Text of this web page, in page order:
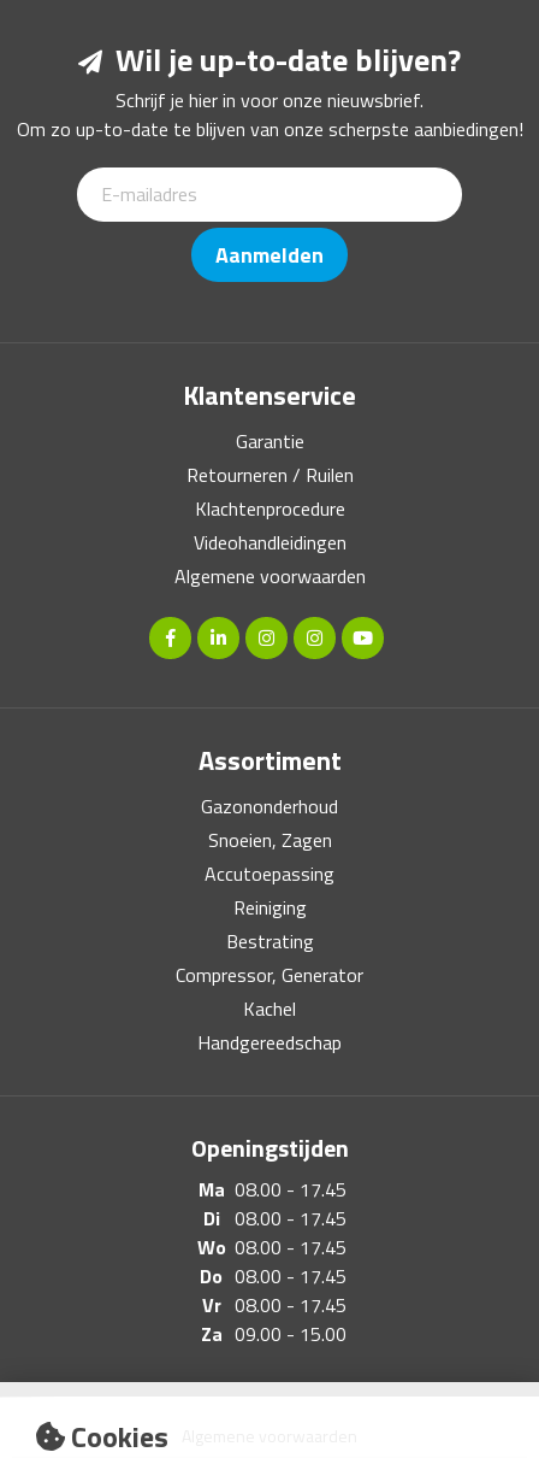
Cookies
Wil je up-to-date blijven?
Schrijf je hier in voor onze nieuwsbrief.
Om zo up-to-date te blijven van onze scherpste aanbiedingen!
Aanmelden
Klantenservice
Garantie
Retourneren / Ruilen
Klachtenprocedure
Videohandleidingen
Algemene voorwaarden
Assortiment
Gazononderhoud
Snoeien, Zagen
Accutoepassing
Reiniging
Bestrating
Compressor, Generator
Kachel
Handgereedschap
Openingstijden
Ma 08.00 - 17.45
Di 08.00 - 17.45
Wo 08.00 - 17.45
Do 08.00 - 17.45
Vr 08.00 - 17.45
Za 09.00 - 15.00